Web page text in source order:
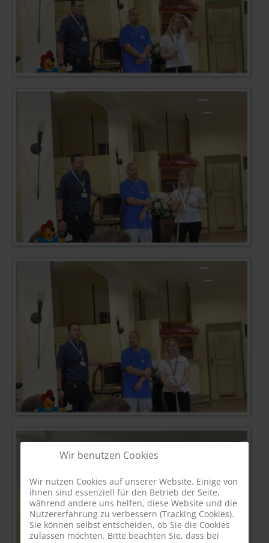
Wir benutzen Cookies
Wir nutzen Cookies auf unserer Website. Einige von
ihnen sind essenziell für den Betrieb der Seite,
während andere uns helfen, diese Website und die
Nutzererfahrung zu verbessern (Tracking Cookies).
Sie können selbst entscheiden, ob Sie die Cookies
zulassen möchten. Bitte beachten Sie, dass bei